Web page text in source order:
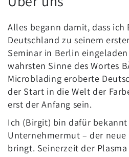
Alles begann damit, dass ich
Deutschland zu seinem
Seminar in Berlin
wahrsten Sinne des Wortes
Microblading eroberte
der Start in die Welt der
erst der Anfang sein.
Ich (Birgit) bin dafür
Unternehmermut – der
bringt. Seinerzeit der